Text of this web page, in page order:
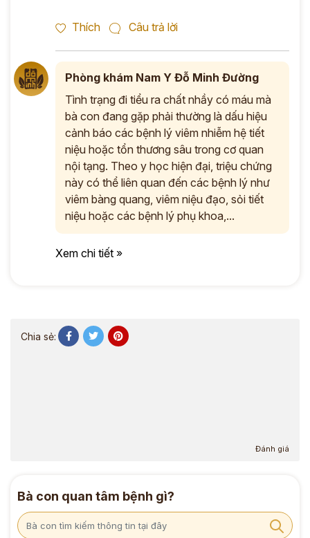
Thích Câu trả lời
Phòng khám Nam Y Đỗ Minh Đường
Tình trạng đi tiểu ra chất nhầy có máu mà
bà con đang gặp phải thường là dấu hiệu
cảnh báo các bệnh lý viêm nhiễm hệ tiết
niệu hoặc tổn thương sâu trong cơ quan
nội tạng. Theo y học hiện đại, triệu chứng
này có thể liên quan đến các bệnh lý như
viêm bàng quang, viêm niệu đạo, sỏi tiết
niệu hoặc các bệnh lý phụ khoa,...
Xem chi tiết »
Chia sẻ:
Đánh giá
Bà con quan tâm bệnh gì?